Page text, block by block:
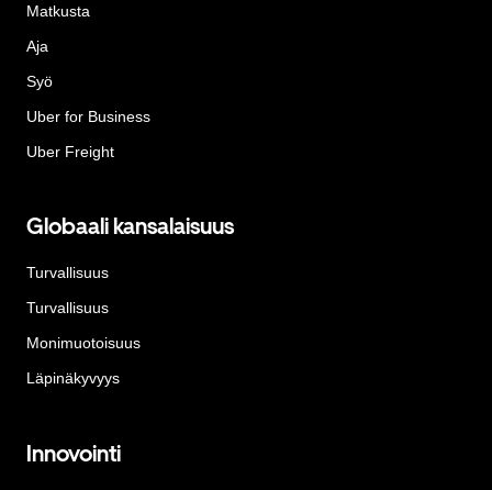
Matkusta
Aja
Syö
Uber for Business
Uber Freight
Globaali kansalaisuus
Turvallisuus
Turvallisuus
Monimuotoisuus
Läpinäkyvyys
Innovointi